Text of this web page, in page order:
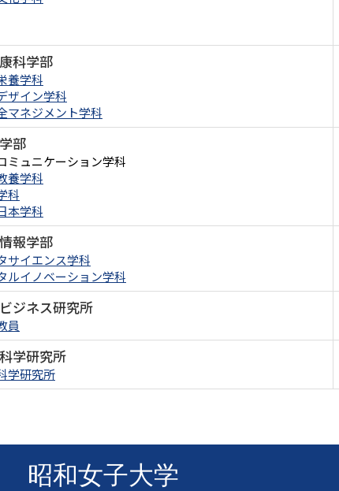
科学部
養学科
ザイン学科
マネジメント学科
部
ミュニケーション学科
養学科
科
本学科
報学部
サイエンス学科
ルイノベーション学科
ジネス研究所
員
学研究所
学研究所
昭和女子大学